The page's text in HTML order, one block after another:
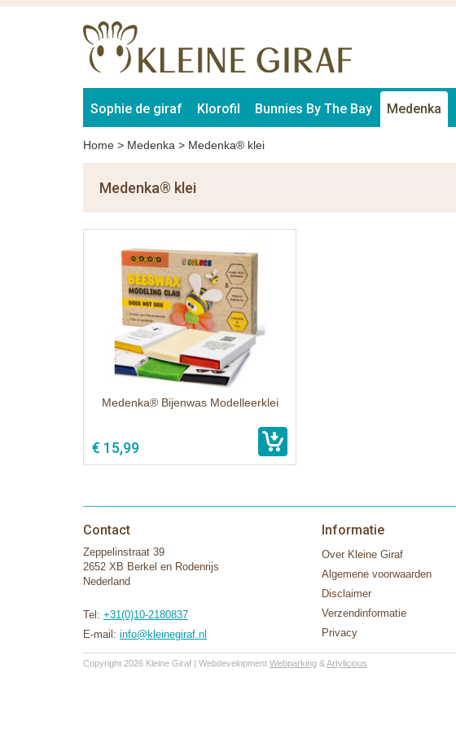
Sophie de giraf Klorofil Bunnies By The Bay Medenka
Home > Medenka > Medenka® klei
Medenka® klei
Medenka® Bijenwas Modelleerklei
€ 15,99
Contact
Zeppelinstraat 39
2652 XB Berkel en Rodenrijs
Nederland
Tel: +31(0)10-2180837
E-mail: info@kleinegiraf.nl
Informatie
Over Kleine Giraf
Algemene voorwaarden
Disclaimer
Verzendinformatie
Privacy
Copyright 2026 Kleine Giraf | Webdevelopment Webparking &Artylicious